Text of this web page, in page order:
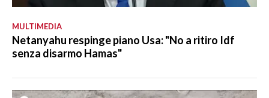
MULTIMEDIA
Netanyahu respinge piano Usa: "No a ritiro Idf
senza disarmo Hamas"